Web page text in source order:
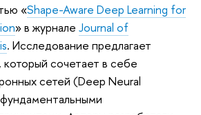
«Shape-Aware Deep Learning for
» в журнале Journal of
. Исследование предлагает
сочетает в себе
сетей (Deep Neural